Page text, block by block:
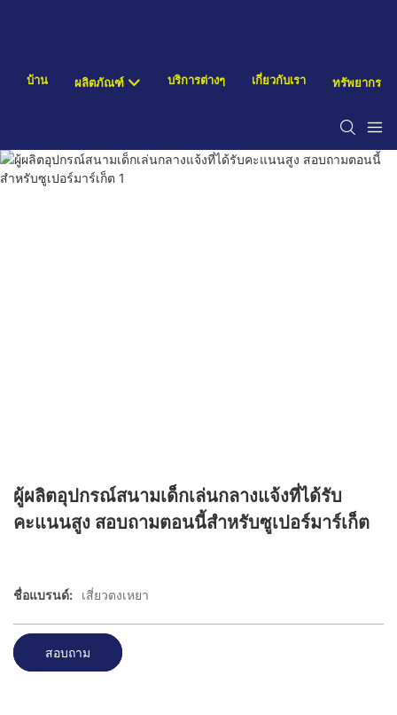
บ้าน ผลิตภัณฑ์ บริการต่างๆ เกี่ยวกับเรา ทรัพยากร
ผู้ผลิตอุปกรณ์สนามเด็กเล่นกลางแจ้งที่ได้รับ
คะแนนสูง สอบถามตอนนี้สำหรับซูเปอร์มาร์เก็ต
ชื่อแบรนด์: เสี่ยวตงเหยา
สอบถาม